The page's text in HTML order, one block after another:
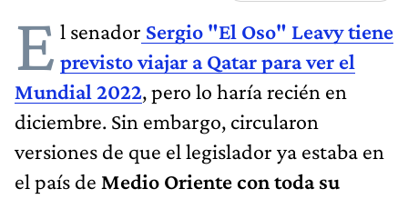
E l senador Sergio "El Oso" Leavy tiene
previsto viajar a Qatar para ver el
Mundial 2022, pero lo haría recién en
diciembre. Sin embargo, circularon
versiones de que el legislador ya estaba en
el país de Medio Oriente con toda su